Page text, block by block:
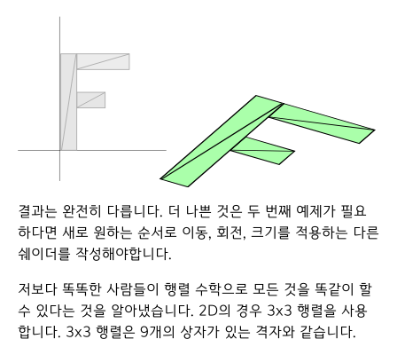
결과는 완전히 다릅니다. 더 나쁜 것은 두 번째 예제가 필요
하다면 새로 원하는 순서로 이동, 회전, 크기를 적용하는 다른
쉐이더를 작성해야합니다.
저보다 똑똑한 사람들이 행렬 수학으로 모든 것을 똑같이 할
수 있다는 것을 알아냈습니다. 2D의 경우 3x3 행렬을 사용
합니다. 3x3 행렬은 9개의 상자가 있는 격자와 같습니다.